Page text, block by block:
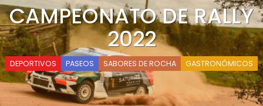
CAMPEONATO DE RALLY
2022
DEPORTIVOS PASEOS SABORES DE ROCHA GASTRONÓMICOS